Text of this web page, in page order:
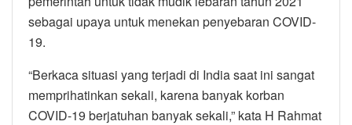
sebagai upaya untuk menekan penyebaran COVID-
19.
“Berkaca situasi yang terjadi di India saat ini sangat
memprihatinkan sekali, karena banyak korban
COVID-19 berjatuhan banyak sekali,” kata H Rahmat